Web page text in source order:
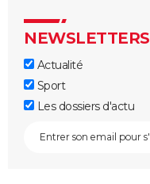
NEWSLETTERS
Actualité
Sport
Les dossiers d'actu